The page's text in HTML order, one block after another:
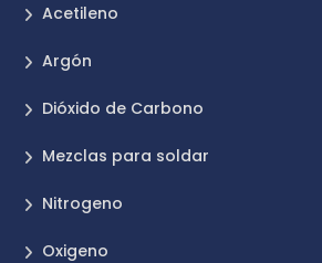
Acetileno
Argón
Dióxido de Carbono
Mezclas para soldar
Nitrogeno
Oxigeno